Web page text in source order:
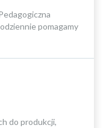
pomagamy
do produkcji,